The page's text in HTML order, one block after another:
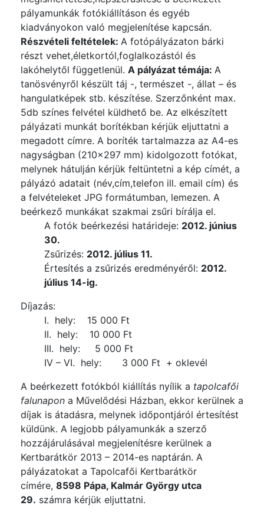
pályamunkák fotókiállításon és egyéb
kiadványokon való megjelenítése kapcsán.
Részvételi feltételek: A fotópályázaton bárki
részt vehet,életkortól,foglalkozástól és
lakóhelytől függetlenül. A pályázat témája: A
tanösvényről készült táj -, természet -, állat – és
hangulatképek stb. készítése. Szerzőnként max.
5db színes felvétel küldhető be. Az elkészített
pályázati munkát borítékban kérjük eljuttatni a
megadott címre. A boríték tartalmazza az A4-es
nagyságban (210×297 mm) kidolgozott fotókat,
melynek hátulján kérjük feltüntetni a kép címét, a
pályázó adatait (név,cím,telefon ill. email cím) és
a felvételeket JPG formátumban, lemezen. A
beérkező munkákat szakmai zsűri bírálja el.
A fotók beérkezési határideje: 2012. június
30.
Zsűrizés: 2012. július 11.
Értesítés a zsűrizés eredményéről: 2012.
július 14-ig.
Díjazás:
I. hely: 15 000 Ft
II. hely: 10 000 Ft
III. hely: 5 000 Ft
IV – VI. hely: 3 000 Ft + oklevél
A beérkezett fotókból kiállítás nyílik a tapolcafői
falunapon a Művelődési Házban, ekkor kerülnek a
díjak is átadásra, melynek időpontjáról értesítést
küldünk. A legjobb pályamunkák a szerző
hozzájárulásával megjelenítésre kerülnek a
Kertbarátkör 2013 – 2014-es naptárán. A
pályázatokat a Tapolcafői Kertbarátkör
címére, 8598 Pápa, Kalmár György utca
29. számra kérjük eljuttatni.